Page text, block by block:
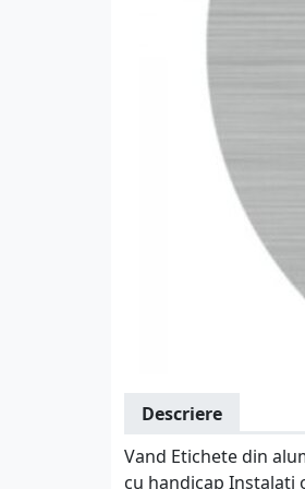
Descriere
Vand Etichete din
cu handicap Instalati